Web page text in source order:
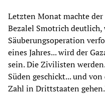
Letzten Monat machte
Bezalel Smotrich
Säuberungsoperation
eines Jahres... wird der
sein. Die Zivilisten
Süden geschickt... und
Zahl in Drittstaaten